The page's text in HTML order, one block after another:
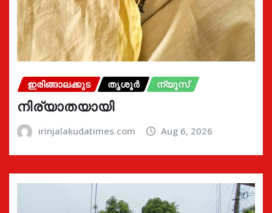
ഇരിങ്ങാലക്കുട തൃശൂർ ന്യൂസ്
നിര്യാതയായി
irinjalakudatimes.com Aug 6, 2026